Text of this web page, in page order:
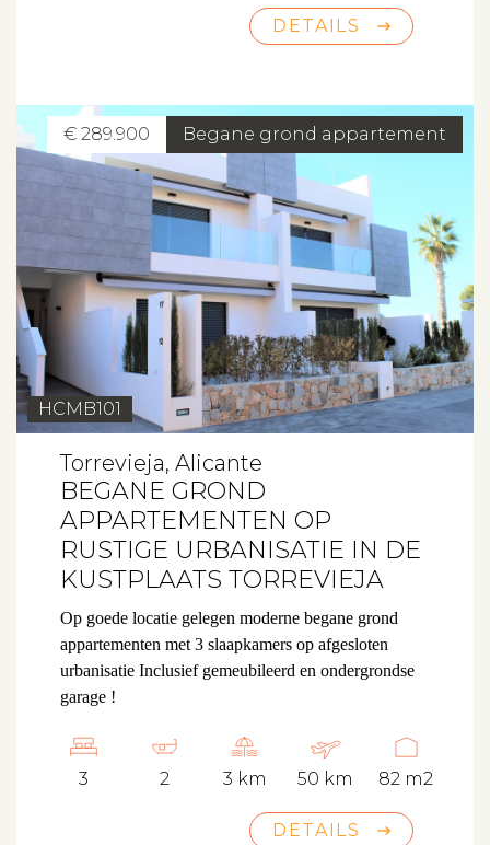
DETAILS
Begane grond appartement
€ 289.900
HCMB101
Torrevieja, Alicante
BEGANE GROND
APPARTEMENTEN OP
RUSTIGE URBANISATIE IN DE
KUSTPLAATS TORREVIEJA
Op goede locatie gelegen moderne begane grond
appartementen met 3 slaapkamers op afgesloten
urbanisatie Inclusief gemeubileerd en ondergrondse
garage !
3 2 3 km 50 km 82 m2
DETAILS